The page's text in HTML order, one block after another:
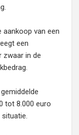
van een
een
zwaar in de
tot 8.000 euro
situatie.